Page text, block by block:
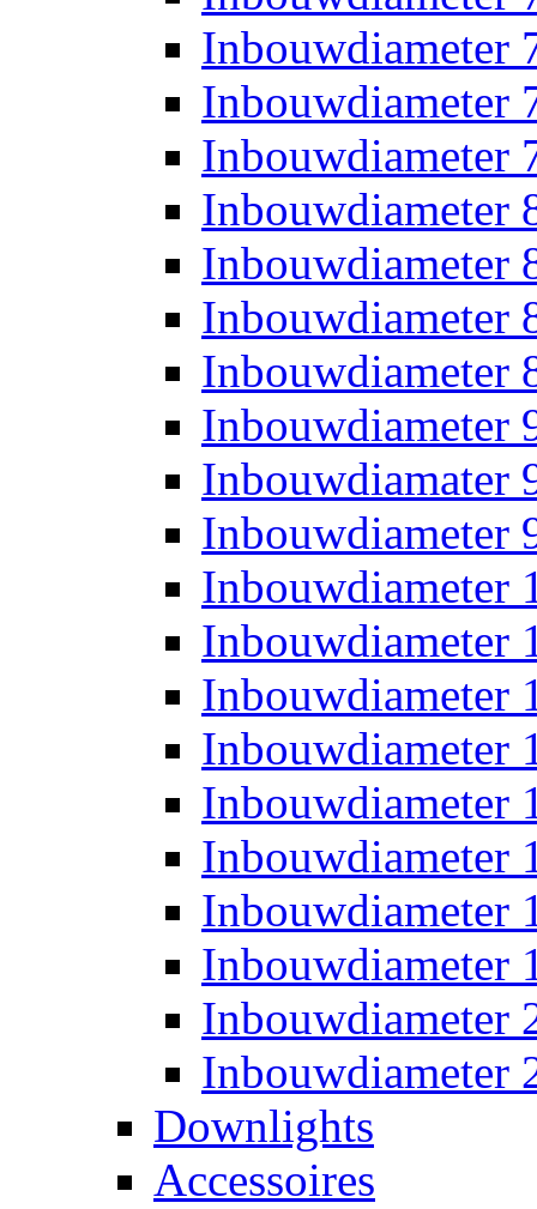
Inbouwdiameter
Inbouwdiameter
Inbouwdiameter
Inbouwdiameter
Inbouwdiameter
Inbouwdiameter
Inbouwdiameter
Inbouwdiameter
Inbouwdiamater
Inbouwdiameter
Inbouwdiameter
Inbouwdiameter
Inbouwdiameter
Inbouwdiameter
Inbouwdiameter
Inbouwdiameter
Inbouwdiameter
Inbouwdiameter
Inbouwdiameter
Inbouwdiameter
Downlights
Accessoires